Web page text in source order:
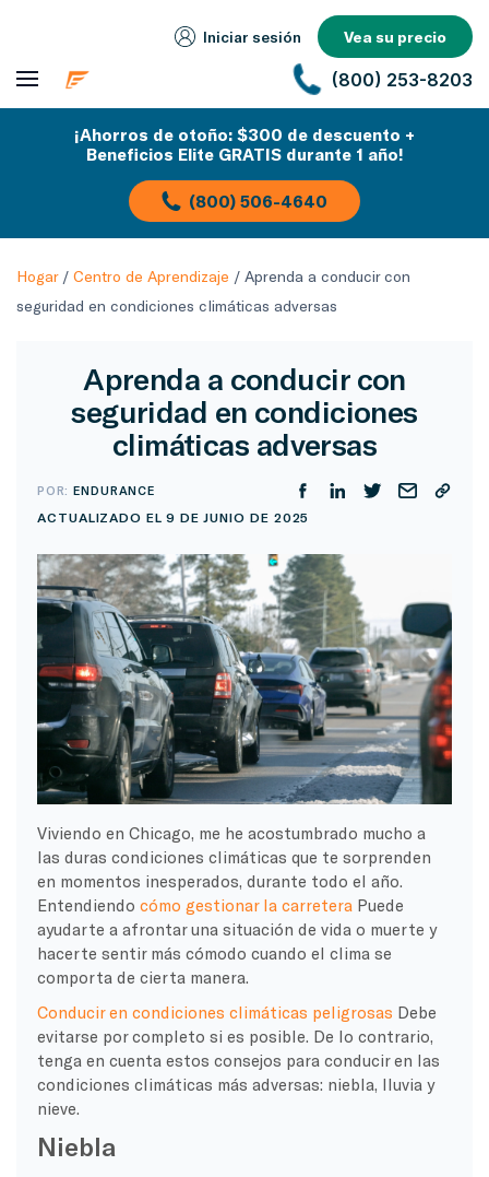
Iniciar sesión Vea su precio
(800) 253-8203
¡Ahorros de otoño: $300 de descuento +
Beneficios Elite GRATIS durante 1 año!
(800) 506-4640
Hogar/ Centro de Aprendizaje / Aprenda a conducir con
seguridad en condiciones climáticas adversas
Aprenda a conducir con
seguridad en condiciones
climáticas adversas
POR:ENDURANCE
ACTUALIZADO EL 9 DE JUNIO DE 2025
Viviendo en Chicago, me he acostumbrado mucho a
las duras condiciones climáticas que te sorprenden
en momentos inesperados, durante todo el año.
Entendiendo cómo gestionar la carretera Puede
ayudarte a afrontar una situación de vida o muerte y
hacerte sentir más cómodo cuando el clima se
comporta de cierta manera.
Conducir en condiciones climáticas peligrosas Debe
evitarse por completo si es posible. De lo contrario,
tenga en cuenta estos consejos para conducir en las
condiciones climáticas más adversas: niebla, lluvia y
nieve.
Niebla